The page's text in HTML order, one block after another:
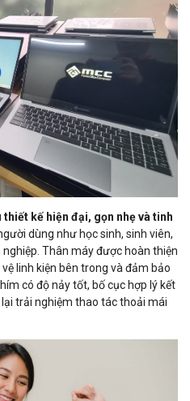
thiết kế hiện đại, gọn nhẹ và tinh
dùng như học sinh, sinh viên,
Thân máy được hoàn thiện
linh kiện bên trong và đảm bảo
có độ nảy tốt, bố cục hợp lý kết
trải nghiệm thao tác thoải mái